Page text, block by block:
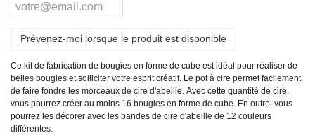
Prévenez-moi lorsque le produit est disponible
Ce kit de fabrication de bougies en forme de cube est idéal pour réaliser de
belles bougies et solliciter votre esprit créatif. Le pot à cire permet facilement
de faire fondre les morceaux de cire d'abeille. Avec cette quantité de cire,
vous pourrez créer au moins 16 bougies en forme de cube. En outre, vous
pourrez les décorer avec les bandes de cire d'abeille de 12 couleurs
différentes.